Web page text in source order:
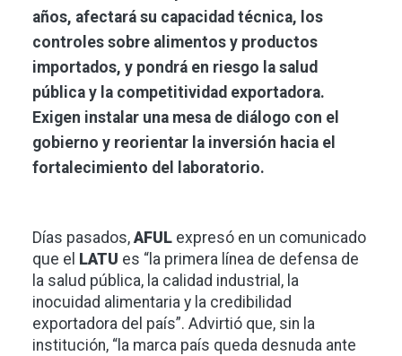
años, afectará su capacidad técnica, los
controles sobre alimentos y productos
importados, y pondrá en riesgo la salud
pública y la competitividad exportadora.
Exigen instalar una mesa de diálogo con el
gobierno y reorientar la inversión hacia el
fortalecimiento del laboratorio.
Días pasados, AFUL expresó en un comunicado
que el
LATU es “la primera línea de defensa de
la salud pública, la calidad industrial, la
inocuidad alimentaria y la credibilidad
exportadora del país”. Advirtió que, sin la
institución, “la marca país queda desnuda ante